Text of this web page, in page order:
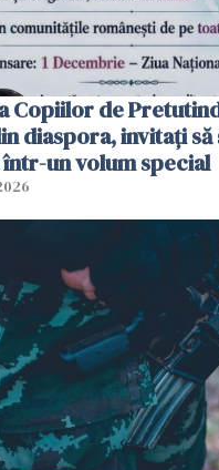
Copiilor de
diaspora, invitați
un volum special